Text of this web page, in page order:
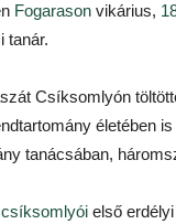
Fogarason vikárius,
tanár.
Csíksomlyón
életében
tanácsában,
csíksomlyói első